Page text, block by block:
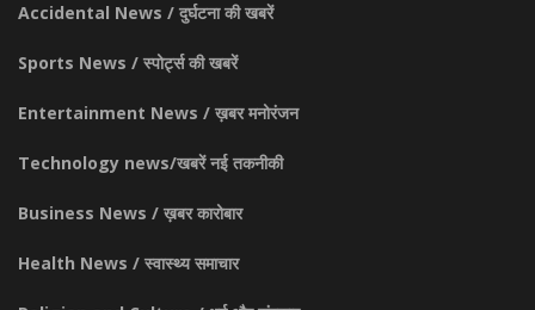
Accidental News / दुर्घटना की खबरें
Sports News / स्पोर्ट्स की खबरें
Entertainment News / ख़बर मनोरंजन
Technology news/खबरें नई तकनीकी
Business News / ख़बर कारोबार
Health News / स्वास्थ्य समाचार